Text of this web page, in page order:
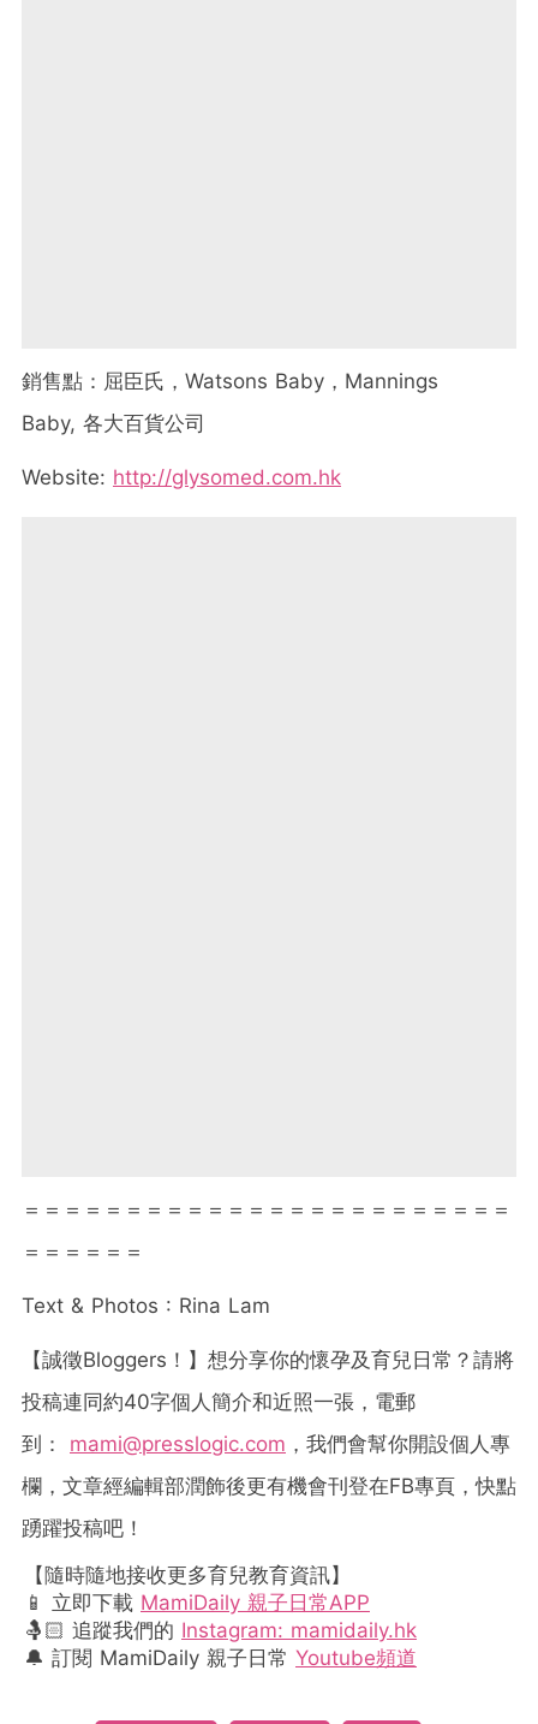
銷售點：屈臣氏，Watsons Baby，Mannings
Baby, 各大百貨公司
Website: http://glysomed.com.hk
＝＝＝＝＝＝＝＝＝＝＝＝＝＝＝＝＝＝＝＝＝＝＝＝
＝＝＝＝＝＝
Text & Photos : Rina Lam
【誠徵Bloggers ！】想分享你的懷孕及育兒日常？請將
投稿連同約40字個人簡介和近照一張，電郵
到：
mami@presslogic.com ，我們會幫你開設個人專
欄，文章經編輯部潤飾後更有機會刊登在FB專頁，快點
踴躍投稿吧！
【隨時隨地接收更多育兒教育資訊】
📱 立即下載 MamiDaily 親子日常APP
🤱🏻 追蹤我們的 Instagram: mamidaily.hk
🔔 訂閱 MamiDaily 親子日常 Youtube頻道